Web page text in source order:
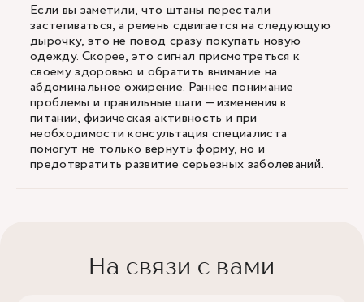
Если вы заметили, что штаны перестали
застегиваться, а ремень сдвигается на следующую
дырочку, это не повод сразу покупать новую
одежду. Скорее, это сигнал присмотреться к
своему здоровью и обратить внимание на
абдоминальное ожирение. Раннее понимание
проблемы и правильные шаги — изменения в
питании, физическая активность и при
необходимости консультация специалиста
помогут не только вернуть форму, но и
предотвратить развитие серьезных заболеваний.
На связи с вами